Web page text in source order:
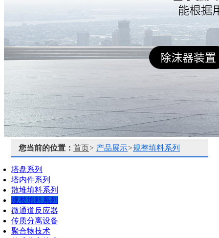
您当前的位置： 首页> 产品展示>规整填料系列
塔盘系列
塔内件系列
散堆填料系列
规整填料系列
微通道反应器
传质分离设备
聚合物技术